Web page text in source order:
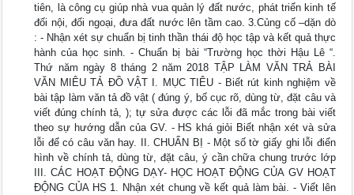
tiên, là công cụ giúp nhà vua quản lý đất nước, phát triển kinh tế
đối nội, đối ngoại, đưa đất nước lên tầm cao. 3.Củng cố –dặn dò
: - Nhận xét sự chuẩn bị tinh thần thái độ học tập và kết quả thực
hành của học sinh. - Chuẩn bị bài “Trường học thời Hậu Lê “.
Thứ năm ngày 8 tháng 2 năm 2018 TẬP LÀM VĂN TRẢ BÀI
VĂN MIÊU TẢ ĐỒ VẬT I. MỤC TIÊU - Biết rút kinh nghiệm về
bài tập làm văn tả đồ vật ( đúng ý, bố cục rõ, dùng từ, đặt câu và
viết đúng chính tả, ); tự sửa được các lỗi đã mắc trong bài viết
theo sự hướng dẫn của GV. - HS khá giỏi Biết nhận xét và sửa
lỗi để có câu văn hay. II. CHUẨN BỊ - Một số tờ giấy ghi lỗi điển
hình về chính tả, dùng từ, đặt câu, ý cần chữa chung trước lớp
III. CÁC HOẠT ĐỘNG DẠY- HỌC HOẠT ĐỘNG CỦA GV HOẠT
ĐỘNG CỦA HS 1. Nhận xét chung về kết quả làm bài. - Viết lên